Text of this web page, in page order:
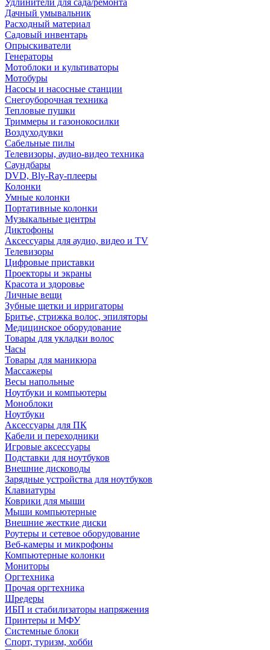
Удлинители для сада/ремонта
Дачный умывальник
Расходный материал
Садовый инвентарь
Опрыскиватели
Генераторы
Мотоблоки и культиваторы
Мотобуры
Насосы и насосные станции
Снегоуборочная техника
Тепловые пушки
Триммеры и газонокосилки
Воздуходувки
Сабельные пилы
Телевизоры, аудио-видео техника
Саундбары
DVD, Bly-Ray-плееры
Колонки
Умные колонки
Портативные колонки
Музыкальные центры
Диктофоны
Аксессуары для аудио, видео и TV
Телевизоры
Цифровые приставки
Проекторы и экраны
Красота и здоровье
Личные вещи
Зубные щетки и ирригаторы
Бритье, стрижка волос, эпиляторы
Медицинское оборудование
Товары для укладки волос
Часы
Товары для маникюра
Массажеры
Весы напольные
Ноутбуки и компьютеры
Моноблоки
Ноутбуки
Аксессуары для ПК
Кабели и переходники
Игровые аксессуары
Подставки для ноутбуков
Внешние дисководы
Зарядные устройства для ноутбуков
Клавиатуры
Коврики для мыши
Мыши компьютерные
Внешние жесткие диски
Роутеры и сетевое оборудование
Веб-камеры и микрофоны
Компьютерные колонки
Мониторы
Оргтехника
Прочая оргтехника
Шредеры
ИБП и стабилизаторы напряжения
Принтеры и МФУ
Системные блоки
Спорт, туризм, хобби